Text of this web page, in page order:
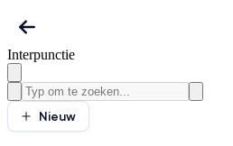
Interpunctie
Nieuw